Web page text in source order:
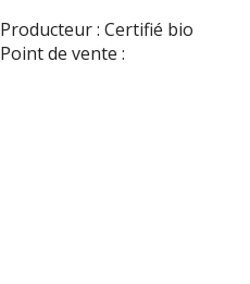
Producteur : Certifié bio
Point de vente :